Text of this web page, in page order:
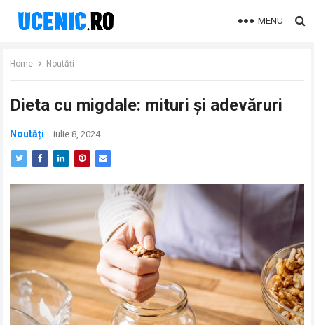
MENU
Home Noutăți
Dieta cu migdale: mituri și adevăruri
Noutăți iulie 8, 2024 ·